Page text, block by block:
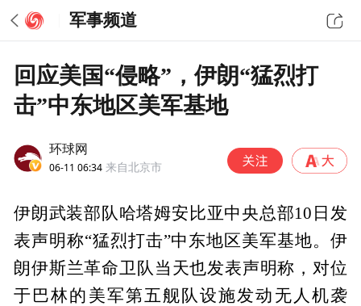
军事频道
回应美国“侵略”，伊朗“猛烈打
击”中东地区美军基地
环球网
06-11 06:34 来自北京市
伊朗武装部队哈塔姆安比亚中央总部10日发
表声明称“猛烈打击”中东地区美军基地。伊
朗伊斯兰革命卫队当天也发表声明称，对位
于巴林的美军第五舰队设施发动无人机袭